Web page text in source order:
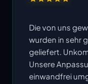
Die von uns
wurden in sehr
geliefert.
Unsere
einwandfrei